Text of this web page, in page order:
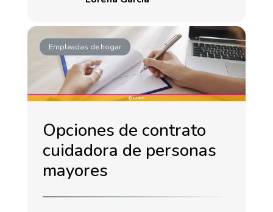
Empleadas de hogar
Opciones de contrato
cuidadora de personas
mayores